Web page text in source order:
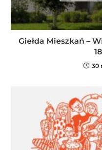
Giełda Mieszkań –
30